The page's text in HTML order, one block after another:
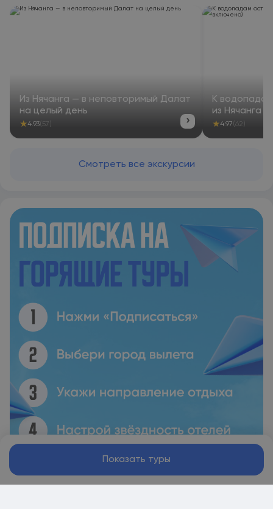
Из Нячанга — в неповторимый Далат
на целый день
★4.93 (57) ›
К
из Нячанга
★4.97 (62)
Смотреть все экскурсии
Показать туры